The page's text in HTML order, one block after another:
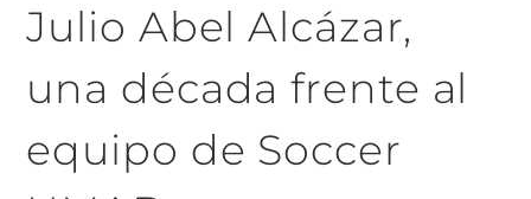
Julio Abel Alcázar,
una década frente al
equipo de Soccer